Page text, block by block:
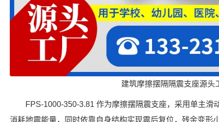
建筑摩擦摆隔隔震支座源头
FPS-1000-350-3.81 作为摩擦摆隔震支座，采用单主滑
消耗地震能量，同时依靠自身结构实现震后复位，残余变形